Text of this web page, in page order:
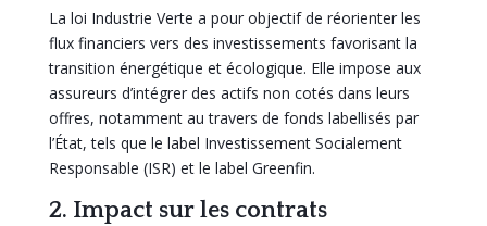
La loi Industrie Verte a pour objectif de réorienter les
flux financiers vers des investissements favorisant la
transition énergétique et écologique. Elle impose aux
assureurs d’intégrer des actifs non cotés dans leurs
offres, notamment au travers de fonds labellisés par
l’État, tels que le label Investissement Socialement
Responsable (ISR) et le label Greenfin.
2. Impact sur les contrats